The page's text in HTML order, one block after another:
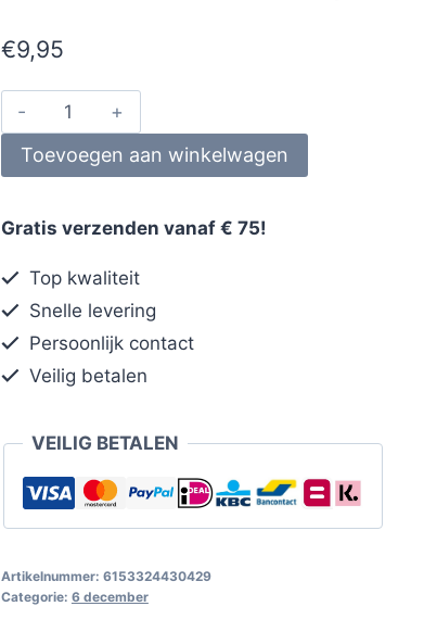
€9,95
Toevoegen aan winkelwagen
Gratis verzenden vanaf € 75!
Top kwaliteit
Snelle levering
Persoonlijk contact
Veilig betalen
VEILIG BETALEN
Artikelnummer: 6153324430429
Categorie: 6 december